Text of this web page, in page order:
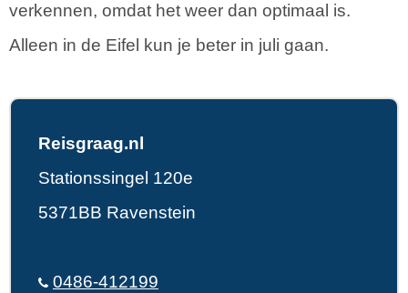
verkennen, omdat het weer dan optimaal is.
Alleen in de Eifel kun je beter in juli gaan.
Reisgraag.nl
Stationssingel 120e
5371BB Ravenstein
0486-412199